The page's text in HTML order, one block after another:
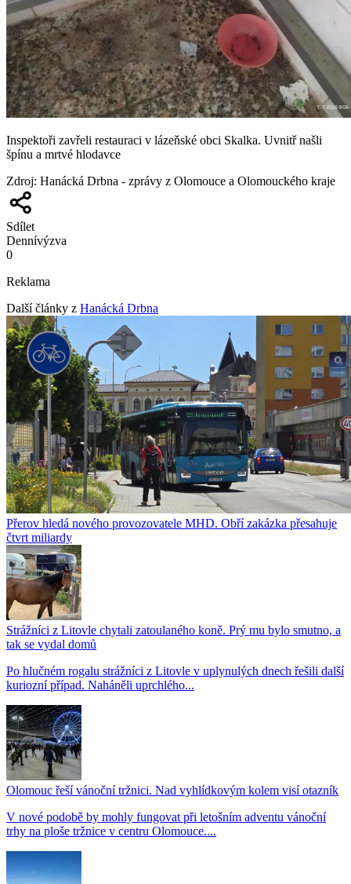
Inspektoři zavřeli restauraci v lázeňské obci Skalka. Uvnitř našli
špínu a mrtvé hlodavce
Zdroj: Hanácká Drbna - zprávy z Olomouce a Olomouckého kraje
Sdílet
Dennívýzva
0
Reklama
Další články z Hanácká Drbna
Přerov hledá nového provozovatele MHD. Obří zakázka přesahuje
čtvrt miliardy
Strážníci z Litovle chytali zatoulaného koně. Prý mu bylo smutno, a
tak se vydal domů
Po hlučném rogalu strážníci z Litovle v uplynulých dnech řešili další
kuriozní případ. Naháněli uprchlého...
Olomouc řeší vánoční tržnici. Nad vyhlídkovým kolem visí otazník
V nové podobě by mohly fungovat při letošním adventu vánoční
trhy na ploše tržnice v centru Olomouce....